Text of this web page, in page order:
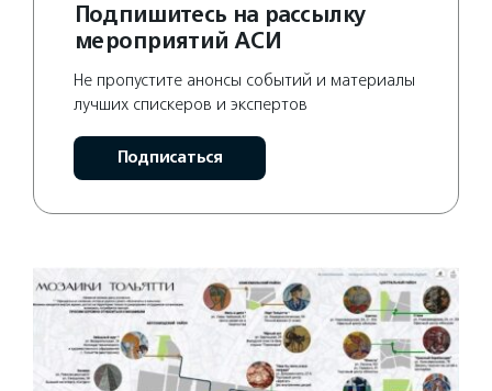
Подпишитесь на рассылку
мероприятий АСИ
Не пропустите анонсы событий и материалы
лучших спискеров и экспертов
Подписаться